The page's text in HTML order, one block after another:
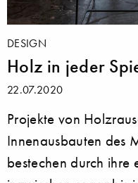
DESIGN
Holz in jeder
22.07.2020
Projekte von
Innenausbauten des
bestechen durch ihre